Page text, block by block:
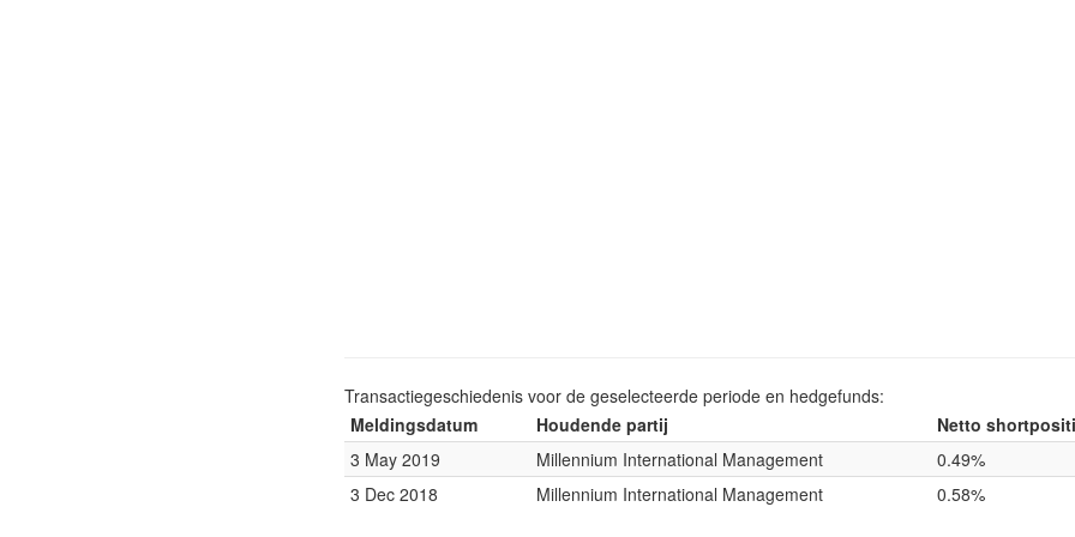
Transactiegeschiedenis voor de geselecteerde periode en hedgefunds:
Meldingsdatum
Houdende partij
Netto
3 May 2019
Millennium International Management
0.49%
3 Dec 2018
Millennium International Management 0.58%